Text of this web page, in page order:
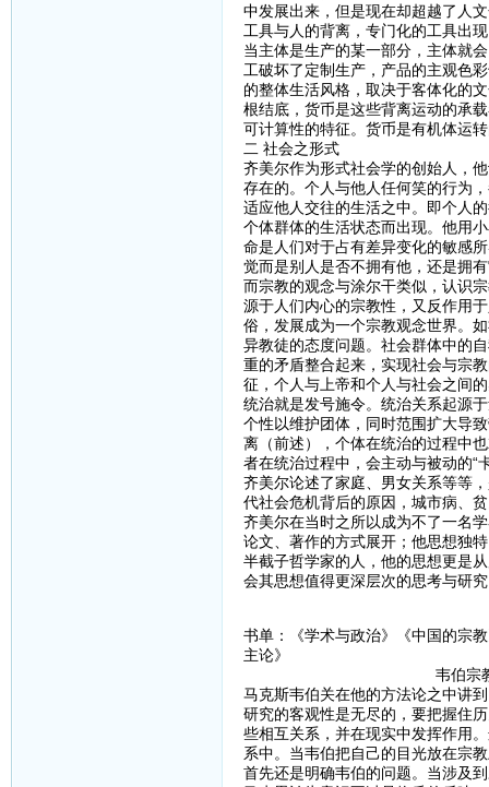
中发展出来，但是现在却超越了人
工具与人的背离，专门化的工具出
当主体是生产的某一部分，主体就
工破坏了定制生产，产品的主观色
的整体生活风格，取决于客体化的
根结底，货币是这些背离运动的承
可计算性的特征。货币是有机体运
二 社会之形式
齐美尔作为形式社会学的创始人，
存在的。个人与他人任何笑的行为
适应他人交往的生活之中。即个人
个体群体的生活状态而出现。他用
命是人们对于占有差异变化的敏感
觉而是别人是否不拥有他，还是拥
而宗教的观念与涂尔干类似，认识
源于人们内心的宗教性，又反作用
俗，发展成为一个宗教观念世界。
异教徒的态度问题。社会群体中的
重的矛盾整合起来，实现社会与宗
征，个人与上帝和个人与社会之间
统治就是发号施令。统治关系起源
个性以维护团体，同时范围扩大导
离（前述），个体在统治的过程中
者在统治过程中，会主动与被动的“
齐美尔论述了家庭、男女关系等等
代社会危机背后的原因，城市病、
齐美尔在当时之所以成为不了一名
论文、著作的方式展开；他思想独
半截子哲学家的人，他的思想更是
会其思想值得更深层次的思考与研
书单：《学术与政治》《中国的宗
主论》
韦伯宗教社会学之
马克斯韦伯关在他的方法论之中讲
研究的客观性是无尽的，要把握住
些相互关系，并在现实中发挥作用
系中。当韦伯把自己的目光放在宗
首先还是明确韦伯的问题。当涉及